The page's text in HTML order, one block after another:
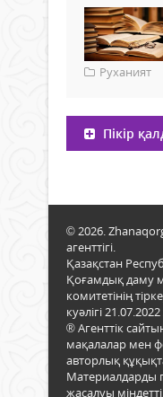
Руханият
Пікір
© 2026.
агенттігі.
Қазақстан
Қоғамдық даму
комитетінің
куәлігі
® Агенттік
мақалалар мен
авторлық
Материалдарды
жасалуы